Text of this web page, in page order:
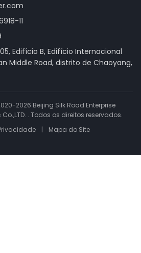
11
Edifício B, Edifício Internacional
Middle Road, distrito de Chaoyang,
2026 Beijing Silk Road Enterprise
. Todos os direitos reservados.
| Mapa do Site